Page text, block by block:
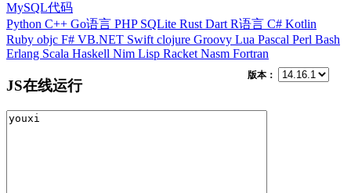
MySQL代码
Python C++ Go语言 PHP SQLite Rust Dart R语言 C# Kotlin
Ruby objc F# VB.NET Swift clojure Groovy Lua Pascal Perl Bash
Erlang Scala Haskell Nim Lisp Racket Nasm Fortran
JS在线运行
版本：